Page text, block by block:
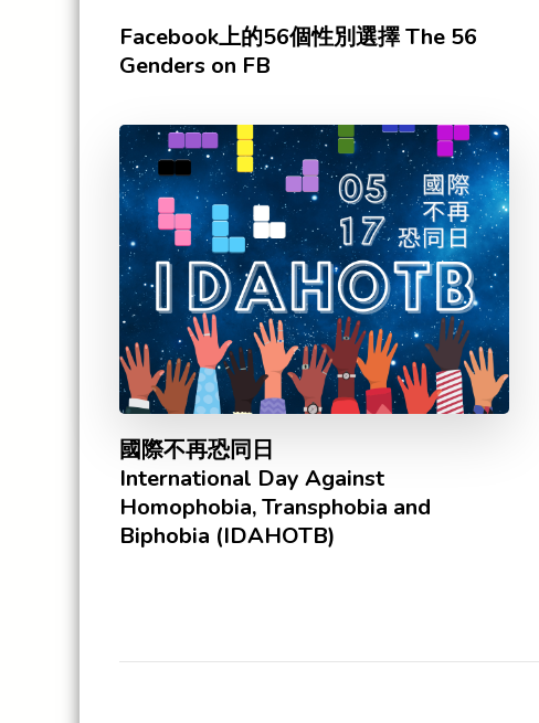
Facebook上的56個性別選擇 The 56
Genders on FB
國際不再恐同日
International Day Against
Homophobia, Transphobia and
Biphobia (IDAHOTB)